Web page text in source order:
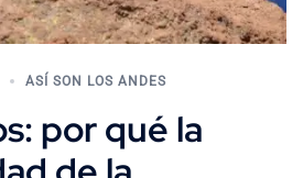
ASÍ SON LOS ANDES
por qué la